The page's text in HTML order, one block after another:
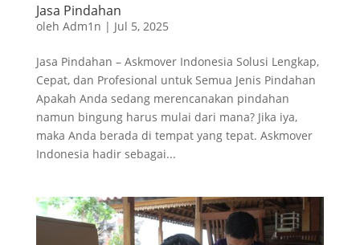
Jasa Pindahan
oleh Adm1n | Jul 5, 2025
Jasa Pindahan – Askmover Indonesia Solusi Lengkap,
Cepat, dan Profesional untuk Semua Jenis Pindahan
Apakah Anda sedang merencanakan pindahan
namun bingung harus mulai dari mana? Jika iya,
maka Anda berada di tempat yang tepat. Askmover
Indonesia hadir sebagai...